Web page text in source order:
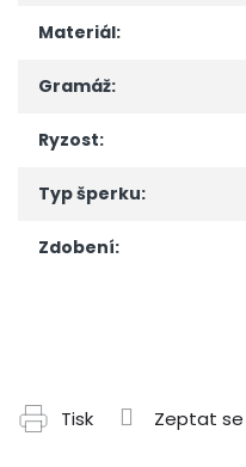
Materiál:
Gramáž:
Ryzost:
Typ šperku:
Zdobení:
Tisk Zeptat se